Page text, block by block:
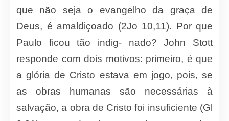
que não seja o evangelho da graça de
Deus, é amaldiçoado (2Jo 10,11). Por que
Paulo ficou tão indig- nado? John Stott
responde com dois motivos: primeiro, é que
a glória de Cristo estava em jogo, pois, se
as obras humanas são necessárias à
salvação, a obra de Cristo foi insuficiente (Gl